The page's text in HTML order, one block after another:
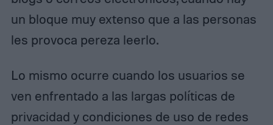
un bloque muy extenso que a las personas
les provoca pereza leerlo.
Lo mismo ocurre cuando los usuarios se
ven enfrentado a las largas políticas de
privacidad y condiciones de uso de redes